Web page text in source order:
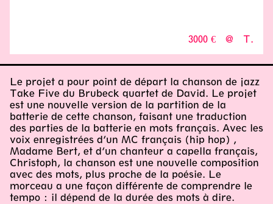
3000 € @ T.
Le projet a pour point de départ la chanson de jazz
Take Five du Brubeck quartet de David. Le projet
est une nouvelle version de la partition de la
batterie de cette chanson, faisant une traduction
des parties de la batterie en mots français. Avec les
voix enregistrées d’un MC français (hip hop) ,
Madame Bert, et d’un chanteur a capella français,
Christoph, la chanson est une nouvelle composition
avec des mots, plus proche de la poésie. Le
morceau a une façon différente de comprendre le
tempo : il dépend de la durée des mots à dire.